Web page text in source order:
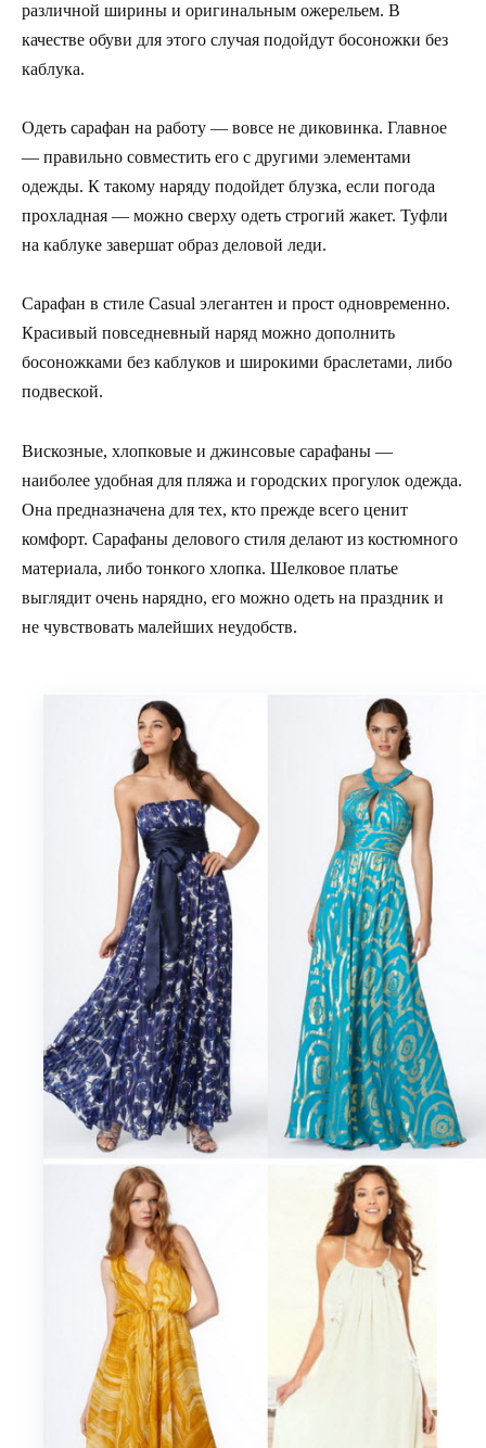
различной ширины и оригинальным ожерельем. В
качестве обуви для этого случая подойдут босоножки без
каблука.
Одеть сарафан на работу — вовсе не диковинка. Главное
— правильно совместить его с другими элементами
одежды. К такому наряду подойдет блузка, если погода
прохладная — можно сверху одеть строгий жакет. Туфли
на каблуке завершат образ деловой леди.
Сарафан в стиле Casual элегантен и прост одновременно.
Красивый повседневный наряд можно дополнить
босоножками без каблуков и широкими браслетами, либо
подвеской.
Вискозные, хлопковые и джинсовые сарафаны —
наиболее удобная для пляжа и городских прогулок одежда.
Она предназначена для тех, кто прежде всего ценит
комфорт. Сарафаны делового стиля делают из костюмного
материала, либо тонкого хлопка. Шелковое платье
выглядит очень нарядно, его можно одеть на праздник и
не чувствовать малейших неудобств.